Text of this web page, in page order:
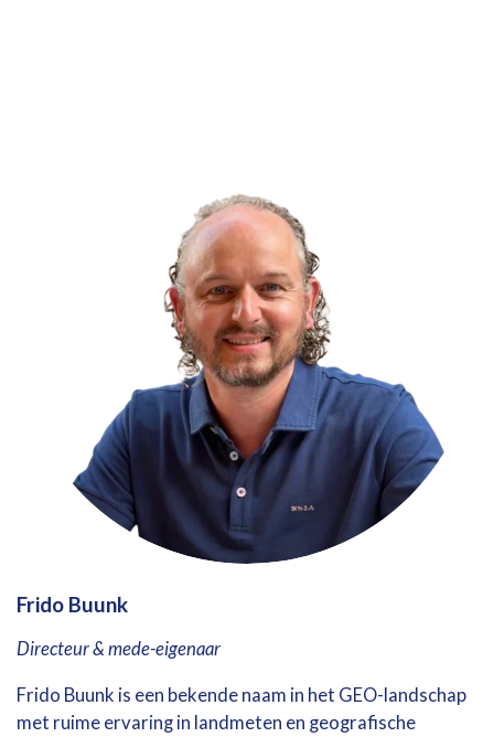
Frido Buunk
Directeur & mede-eigenaar
Frido Buunk is een bekende naam in het GEO-landschap
met ruime ervaring in landmeten en geografische